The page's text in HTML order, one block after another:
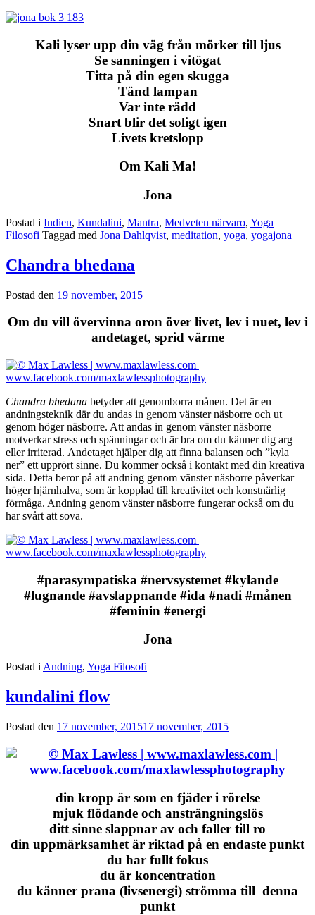
Kali lyser upp din väg från mörker till ljus
Se sanningen i vitögat
Titta på din egen skugga
Tänd lampan
Var inte rädd
Snart blir det soligt igen
Livets kretslopp
Om Kali Ma!
Jona
Postad i Indien, Kundalini, Mantra, Medveten närvaro, Yoga
Filosofi Taggad med Jona Dahlqvist, meditation, yoga, yogajona
Chandra bhedana
Postad den 19 november, 2015
Om du vill övervinna oron över livet, lev i nuet, lev i
andetaget, sprid värme
Chandra bhedana betyder att genomborra månen. Det är en
andningsteknik där du andas in genom vänster näsborre och ut
genom höger näsborre. Att andas in genom vänster näsborre
motverkar stress och spänningar och är bra om du känner dig arg
eller irriterad. Andetaget hjälper dig att finna balansen och ”kyla
ner” ett upprört sinne. Du kommer också i kontakt med din kreativa
sida. Detta beror på att andning genom vänster näsborre påverkar
höger hjärnhalva, som är kopplad till kreativitet och konstnärlig
förmåga. Andning genom vänster näsborre fungerar också om du
har svårt att sova.
#parasympatiska #nervsystemet #kylande
#lugnande #avslappnande #ida #nadi #månen
#feminin #energi
Jona
Postad i Andning, Yoga Filosofi
kundalini flow
Postad den 17 november, 201517 november, 2015
din kropp är som en fjäder i rörelse
mjuk flödande och ansträngningslös
ditt sinne slappnar av och faller till ro
din uppmärksamhet är riktad på en endaste punkt
du har fullt fokus
du är koncentration
du känner prana (livsenergi) strömma till denna
punkt